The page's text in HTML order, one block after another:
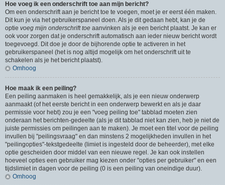
Hoe voeg ik een onderschrift toe aan mijn bericht?
Om een onderschrift aan je bericht toe te voegen, moet je er eerst één maken.
Dit kun je via het gebruikerspaneel doen. Als je dit gedaan hebt, kan je de
optie voeg mijn onderschrift toe aanvinken als je een bericht plaatst. Je kan er
ook voor zorgen dat je onderschrift automatisch aan ieder nieuw bericht wordt
toegevoegd. Dit doe je door de bijhorende optie te activeren in het
gebruikerspaneel (het is nog altijd mogelijk om het onderschrift uit te
schakelen als je het bericht plaatst).
Omhoog
Hoe maak ik een peiling?
Een peiling aanmaken is heel gemakkelijk, als je een nieuw onderwerp
aanmaakt (of het eerste bericht in een onderwerp bewerkt en als je daar
permissie voor hebt) zou je een "voeg peiling toe" tabblad moeten zien
onderaan het berichten-gedeelte (als je dit tabblad niet kan zien, heb je niet de
juiste permissies om peilingen aan te maken). Je moet een titel voor de peiling
invullen bij "peilingsvraag" en dan minstens 2 mogelijkheden invullen in het
"peilingopties"-tekstgedeelte (limiet is ingesteld door de beheerder), met elke
optie gescheiden door middel van een nieuwe regel. Je kan ook instellen
hoeveel opties een gebruiker mag kiezen onder "opties per gebruiker" en een
tijdslimiet in dagen voor de peiling (0 is een peiling van oneindige duur).
Omhoog